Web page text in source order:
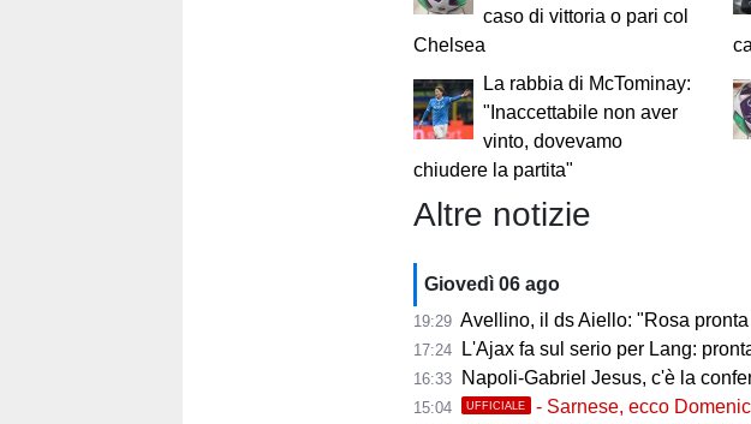
caso di vittoria o pari col
Chelsea
La rabbia di McTominay:
"Inaccettabile non aver
vinto, dovevamo
chiudere la partita"
Altre notizie
Giovedì 06 ago
19:29 Avellino, il ds Aiello: "Rosa pronta al
17:24 L'Ajax fa sul serio per Lang:
16:33 Napoli-Gabriel Jesus, c'è la conferma di
15:04 UFFICIALE - Sarnese, ecco